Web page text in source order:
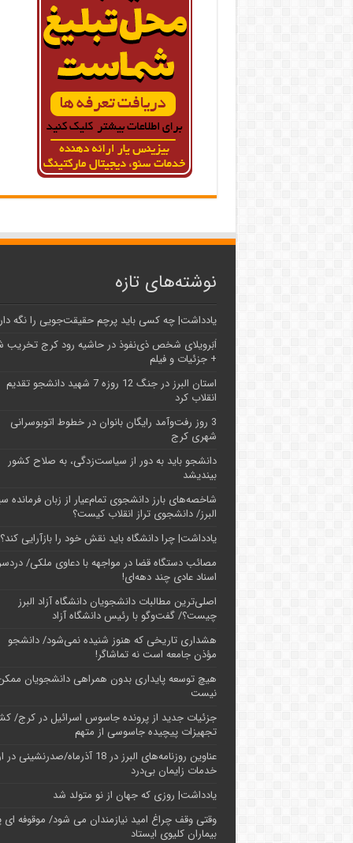
نوشته‌های تازه
یادداشت| ‌چه کسی باید پرچم حقیقت‌جویی را نگه
اَبَر‌ویلای شخص ذی‌نفوذ در حاشیه‌ رود کرج تخریب
+ جزئیات و فیلم
استان البرز در جنگ 12 روزه 7 شهید دانشجو تقدیم
انقلاب کرد
3 روز رفت‌وآمد رایگان بانوان در خطوط اتوبوسرانی
شهری کرج
دانشجو باید به دور از سیاست‌زدگی، به صلاح کشور
بیندیشد
شاخصه‌های بارز دانشجوی تمام‌عیار از زبان فرمانده
البرز/ دانشجوی تراز انقلاب کیست؟
یادداشت| چرا دانشگاه باید نقش خود را بازآرایی کند؟
مصائب دستگاه قضا در مواجهه با دعاوی ملکی/ دردسر
اسناد عادی چند‌ دهه‌ای!
اصلی‌ترین مطالبات دانشجویان دانشگاه آزاد البرز
چیست؟/ گفت‌وگو با رئیس دانشگاه آز‌اد
هشداری تاریخی که هنوز شنیده نمی‌شود/ دانشجو
مؤذن جامعه است نه تماشاگر!
هیچ توسعه پایداری بدون همراهی دانشجویان
نیست
جزئیات جدید از پرونده جاسوس اسرائیل در کرج/‌
تجهیزات پیچیده جاسوسی از متهم
عناوین روزنامه‌های البرز در ‌18 آذرماه/صدرنشینی
خدمات زایمان بی‌درد
یادداشت| روزی که جهان از نو متولد شد
وقتی وقف چراغ امید نیازمندان می شود/ موقوفه ای
بیماران کلیوی ایستاد